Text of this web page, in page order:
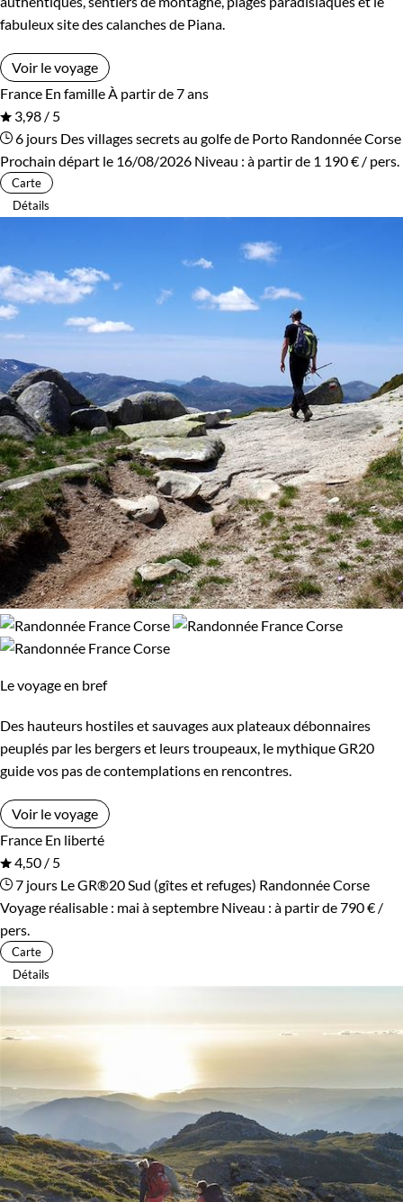
fabuleux site des calanches de Piana.
Voir le voyage
France En famille À partir de 7 ans
3,98 / 5
6 jours Des villages secrets au golfe de Porto Randonnée Corse
Prochain départ le 16/08/2026 Niveau : à partir de 1 190 € / pers.
Carte
Détails
Le voyage en bref
Des hauteurs hostiles et sauvages aux plateaux débonnaires
peuplés par les bergers et leurs troupeaux, le mythique GR20
guide vos pas de contemplations en rencontres.
Voir le voyage
France En liberté
4,50 / 5
7 jours Le GR®20 Sud (gîtes et refuges) Randonnée Corse
Voyage réalisable : mai à septembre Niveau : à partir de790 € /
pers.
Carte
Détails